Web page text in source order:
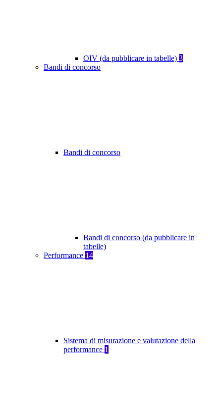
OIV (da pubblicare in tabelle) 3
Bandi di concorso
Bandi di concorso
Bandi di concorso (da pubblicare in
tabelle)
Performance 14
Sistema di misurazione e valutazione della
performance 1